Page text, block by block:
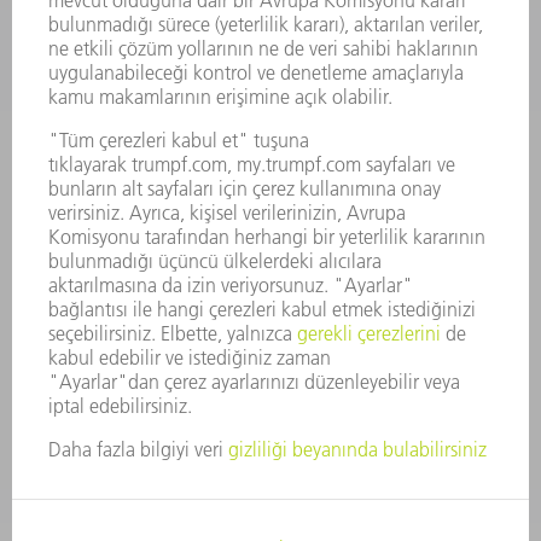
SUNULAN POZISYONLAR
ŞIRKET PROFILI
YÖNETIM
FAALIYET RAPORU
ŞIRKET PRENSIPLERI
MEVZUATLARA UYUM
BILDIRIM SISTEMI
GÜVENLIK
BASIN BÜLTENLERI
DERGILER
SÜRDÜRÜLEBILIRLIK
ÇEVRE VE IKLIM
SOSYAL VE TOPLUMSAL KONULAR
ŞIRKET YÖNETIMI